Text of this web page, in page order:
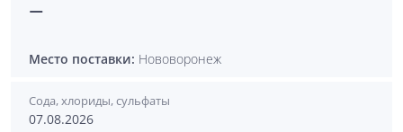
—
Место поставки: Нововоронеж
Сода, хлориды, сульфаты
07.08.2026